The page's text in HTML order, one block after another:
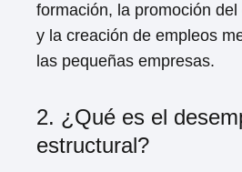
formación, la promoción
y la creación de empleos
las pequeñas empresas.
2. ¿Qué es el
estructural?